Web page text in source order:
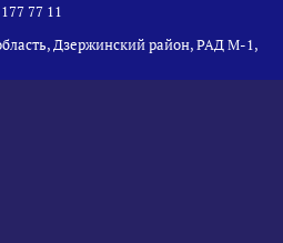
77 11
Дзержинский район, РАД М-1,